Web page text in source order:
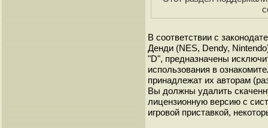
В соответствии с
Денди (NES, Dendy,
"D", предназначены
использования в
принадлежат их авторам
Вы должны удалить
лицензионную версию с
игровой приставкой,